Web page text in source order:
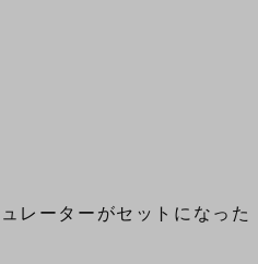
レーターがセットになった